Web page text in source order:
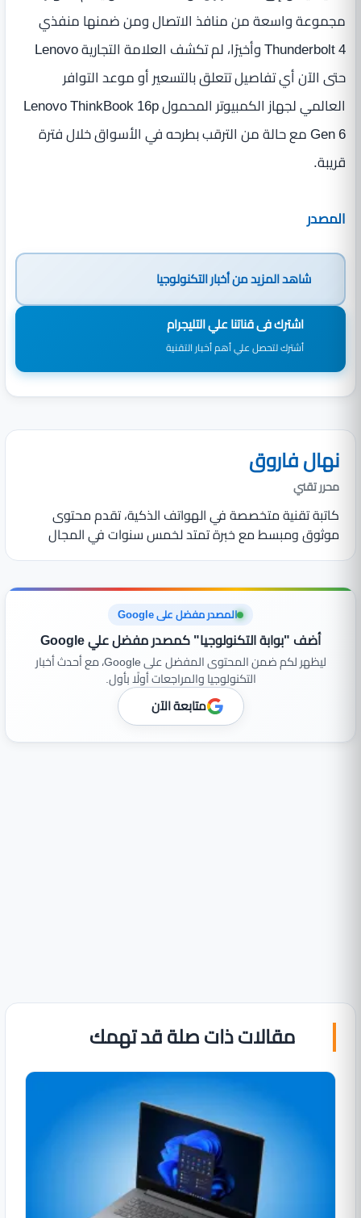
مجموعة واسعة من منافذ الاتصال ومن ضمنها منفذي
Thunderbolt 4 وأخيرًا، لم تكشف العلامة التجارية Lenovo
حتى الآن أي تفاصيل تتعلق بالتسعير أو موعد التوافر
العالمي لجهاز الكمبيوتر المحمول Lenovo ThinkBook 16p
Gen 6 مع حالة من الترقب بطرحه في الأسواق خلال فترة
قريبة.
المصدر
شاهد المزيد منأخبار التكنولوجيا
اشترك فى قناتنا علي التليجرام
أشترك لتحصل علي أهم أخبار التقنية
نهال فاروق
محرر تقني
كاتبة تقنية متخصصة في الهواتف الذكية، تقدم محتوى
موثوق ومبسط مع خبرة تمتد لخمس سنوات في المجال
المصدر مفضل على Google
أضف "بوابة التكنولوجيا" كمصدر مفضل علي Google
ليظهر لكم ضمن المحتوى المفضل على Google، مع أحدث أخبار
التكنولوجيا والمراجعات أولًا بأول.
متابعة الآن
مقالات ذات صلة قد تهمك